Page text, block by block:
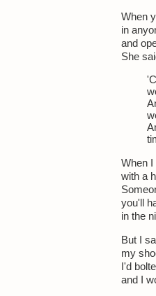
When
in
and
She
When I
with a
you'll
in the
But I
my
I'd
and I